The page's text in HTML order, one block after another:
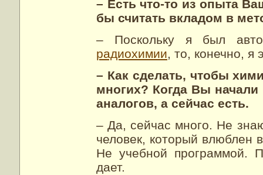
– Есть что-то из опыта
бы считать вкладом в
– Поскольку я был
радиохимии, то, конечно, я
– Как сделать, чтобы
многих? Когда Вы
аналогов, а сейчас есть.
– Да, сейчас много. Не
человек, который влюблен
Не учебной программой.
дает.